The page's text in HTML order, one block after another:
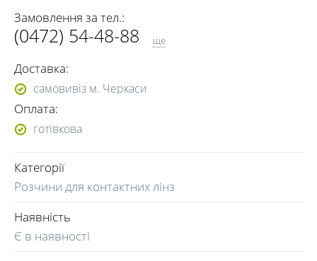
Замовлення за тел.:
(0472) 54-48-88
(073) 691-00-06
(095) 691-00-06
(0472) 54-37-02
ще
Доставка:
самовивіз м. Черкаси
Оплата:
готівкова
Категорії
Розчини для контактних лінз
Наявність
Є в наявності